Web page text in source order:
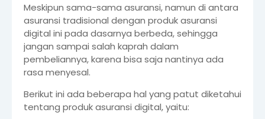
Meskipun sama-sama asuransi, namun di antara
asuransi tradisional dengan produk asuransi
digital ini pada dasarnya berbeda, sehingga
jangan sampai salah kaprah dalam
pembeliannya, karena bisa saja nantinya ada
rasa menyesal.
Berikut ini ada beberapa hal yang patut diketahui
tentang produk asuransi digital, yaitu: